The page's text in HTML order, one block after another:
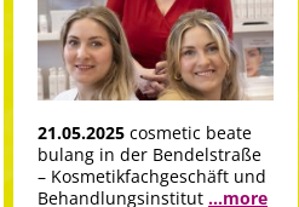
21.05.2025 cosmetic beate
bulang in der Bendelstraße
– Kosmetikfachgeschäft und
Behandlungsinstitut ...more